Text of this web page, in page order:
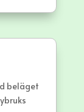
beläget